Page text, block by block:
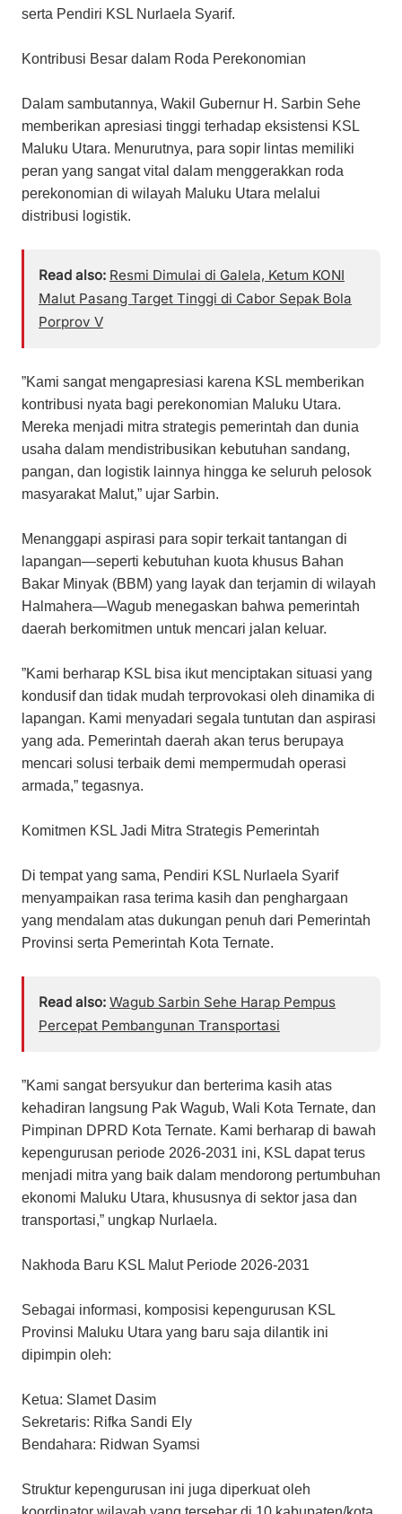
serta Pendiri KSL Nurlaela Syarif.
​Kontribusi Besar dalam Roda Perekonomian
​Dalam sambutannya, Wakil Gubernur H. Sarbin Sehe
memberikan apresiasi tinggi terhadap eksistensi KSL
Maluku Utara. Menurutnya, para sopir lintas memiliki
peran yang sangat vital dalam menggerakkan roda
perekonomian di wilayah Maluku Utara melalui
distribusi logistik.
Read also: Resmi Dimulai di Galela, Ketum KONI
Malut Pasang Target Tinggi di Cabor Sepak Bola
Porprov V
​”Kami sangat mengapresiasi karena KSL memberikan
kontribusi nyata bagi perekonomian Maluku Utara.
Mereka menjadi mitra strategis pemerintah dan dunia
usaha dalam mendistribusikan kebutuhan sandang,
pangan, dan logistik lainnya hingga ke seluruh pelosok
masyarakat Malut,” ujar Sarbin.
​Menanggapi aspirasi para sopir terkait tantangan di
lapangan—seperti kebutuhan kuota khusus Bahan
Bakar Minyak (BBM) yang layak dan terjamin di wilayah
Halmahera—Wagub menegaskan bahwa pemerintah
daerah berkomitmen untuk mencari jalan keluar.
​”Kami berharap KSL bisa ikut menciptakan situasi yang
kondusif dan tidak mudah terprovokasi oleh dinamika di
lapangan. Kami menyadari segala tuntutan dan aspirasi
yang ada. Pemerintah daerah akan terus berupaya
mencari solusi terbaik demi mempermudah operasi
armada,” tegasnya.
​Komitmen KSL Jadi Mitra Strategis Pemerintah
​Di tempat yang sama, Pendiri KSL Nurlaela Syarif
menyampaikan rasa terima kasih dan penghargaan
yang mendalam atas dukungan penuh dari Pemerintah
Provinsi serta Pemerintah Kota Ternate.
Read also: Wagub Sarbin Sehe Harap Pempus
Percepat Pembangunan Transportasi
​”Kami sangat bersyukur dan berterima kasih atas
kehadiran langsung Pak Wagub, Wali Kota Ternate, dan
Pimpinan DPRD Kota Ternate. Kami berharap di bawah
kepengurusan periode 2026-2031 ini, KSL dapat terus
menjadi mitra yang baik dalam mendorong pertumbuhan
ekonomi Maluku Utara, khususnya di sektor jasa dan
transportasi,” ungkap Nurlaela.
​Nakhoda Baru KSL Malut Periode 2026-2031
​Sebagai informasi, komposisi kepengurusan KSL
Provinsi Maluku Utara yang baru saja dilantik ini
dipimpin oleh:
​Ketua: Slamet Dasim
​Sekretaris: Rifka Sandi Ely
​Bendahara: Ridwan Syamsi
​Struktur kepengurusan ini juga diperkuat oleh